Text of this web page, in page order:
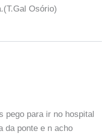
Osório)
pego para ir no hospital
da ponte e n acho